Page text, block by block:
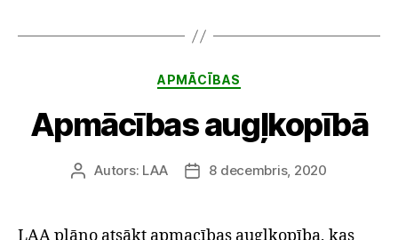
Kategorijas
APMĀCĪBAS
Apmācības augļkopībā
ZiņasAutors: LAA
Publicēšanas
8 decembris, 2020
LAA plāno atsākt apmacības augļkopība, kas